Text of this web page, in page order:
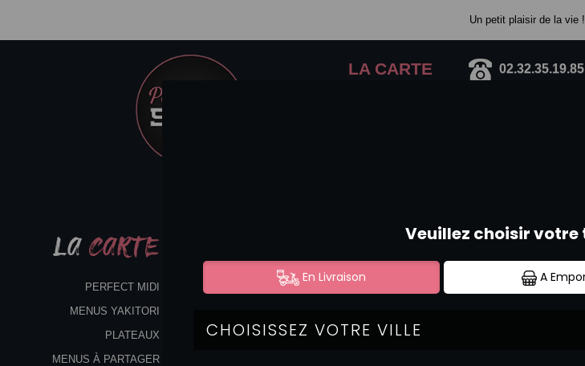
Un petit plaisir de la vie !
LA CARTE 02.32.35.19.85
LA CARTE
PERFECT MIDI
MENUS YAKITORI
PLATEAUX
MENUS À PARTAGER
PERFECT MIDI